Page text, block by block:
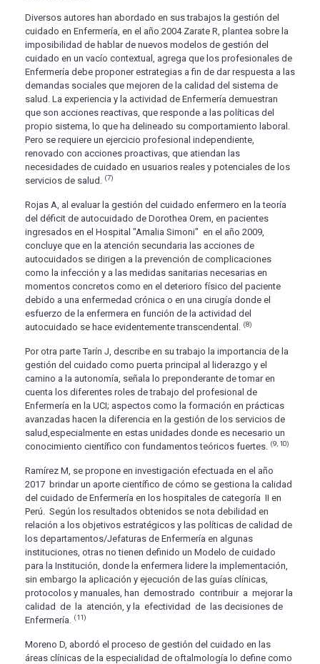
Diversos autores han abordado en sus trabajos la gestión del
cuidado en Enfermería, en el año 2004 Zarate R, plantea sobre la
imposibilidad de hablar de nuevos modelos de gestión del
cuidado en un vacío contextual, agrega que los profesionales de
Enfermería debe proponer estrategias a fin de dar respuesta a las
demandas sociales que mejoren de la calidad del sistema de
salud. La experiencia y la actividad de Enfermería demuestran
que son acciones reactivas, que responde a las políticas del
propio sistema, lo que ha delineado su comportamiento laboral.
Pero se requiere un ejercicio profesional independiente,
renovado con acciones proactivas, que atiendan las
necesidades de cuidado en usuarios reales y potenciales de los
servicios de salud.
(7)
Rojas A, al evaluar la gestión del cuidado enfermero en la teoría
del déficit de autocuidado de Dorothea Orem, en pacientes
ingresados en el Hospital "Amalia Simoni" en el año 2009,
concluye que en la atención secundaria las acciones de
autocuidados se dirigen a la prevención de complicaciones
como la infección y a las medidas sanitarias necesarias en
momentos concretos como en el deterioro físico del paciente
debido a una enfermedad crónica o en una cirugía donde el
esfuerzo de la enfermera en función de la actividad del
autocuidado se hace evidentemente transcendental.
(8)
Por otra parte Tarín J, describe en su trabajo la importancia de la
gestión del cuidado como puerta principal al liderazgo y el
camino a la autonomía, señala lo preponderante de tomar en
cuenta los diferentes roles de trabajo del profesional de
Enfermería en la UCI; aspectos como la formación en prácticas
avanzadas hacen la diferencia en la gestión de los servicios de
salud,especialmente en estas unidades donde es necesario un
conocimiento científico con fundamentos teóricos fuertes.
(9, 10)
Ramírez M, se propone en investigación efectuada en el año
2017 brindar un aporte científico de cómo se gestiona la calidad
del cuidado de Enfermería en los hospitales de categoría II en
Perú. Según los resultados obtenidos se nota debilidad en
relación a los objetivos estratégicos y las políticas de calidad de
los departamentos/Jefaturas de Enfermería en algunas
instituciones, otras no tienen definido un Modelo de cuidado
para la Institución, donde la enfermera lidere la implementación,
sin embargo la aplicación y ejecución de las guías clínicas,
protocolos y manuales, han demostrado contribuir a mejorar la
calidad de la atención, y la efectividad de las decisiones de
Enfermería.
(11)
Moreno D, abordó el proceso de gestión del cuidado en las
áreas clínicas de la especialidad de oftalmología lo define como